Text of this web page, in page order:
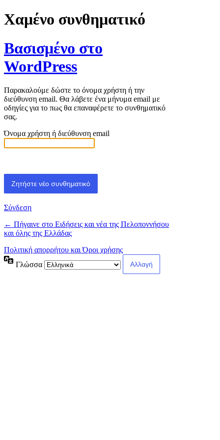
Χαμένο συνθηματικό
Βασισμένο στο
WordPress
Παρακαλούμε δώστε το όνομα χρήστη ή την
διεύθυνση email. Θα λάβετε ένα μήνυμα email με
οδηγίες για το πως θα επαναφέρετε το συνθηματικό
σας.
Όνομα χρήστη ή διεύθυνση email
Σύνδεση
← Πήγαινε στο Ειδήσεις και νέα της Πελοποννήσου
και όλης της Ελλάδας
Πολιτική απορρήτου και Όροι χρήσης
Γλώσσα